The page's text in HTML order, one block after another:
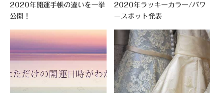
2020年開運手帳の違いを一挙
公開！
2020年ラッキーカラー/パワ
ースポット発表